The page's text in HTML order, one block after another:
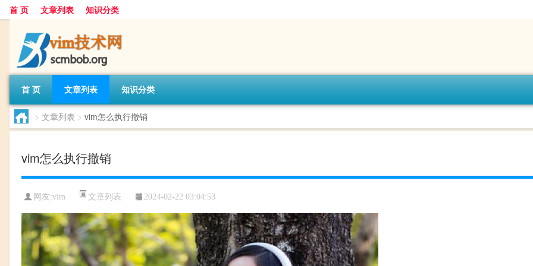
首 页 文章列表 知识分类
首 页 文章列表 知识分类
> 文章列表 > vim怎么执行撤销
vim怎么执行撤销
网友:vim 文章列表 2024-02-22 03:04:53